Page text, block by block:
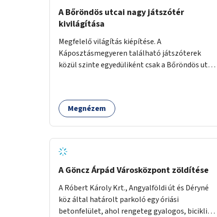
A Bőröndös utcai nagy játszótér
kivilágítása
Megfelelő világítás kiépítése. A
Káposztásmegyeren található játszóterek
közül szinte egyedüliként csak a Bőröndös utca
miatt a őszi és téli hónapokban nem lehet ide
járni a gyerekekkel.
Megnézem
A Göncz Árpád Városközpont zöldítése
A Róbert Károly Krt., Angyalföldi út és Déryné
köz által határolt parkoló egy óriási
betonfelület, ahol rengeteg gyalogos, biciklis